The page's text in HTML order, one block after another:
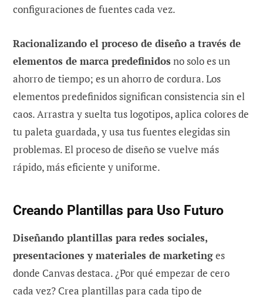
configuraciones de fuentes cada vez.
Racionalizando el proceso de diseño a través de
elementos de marca predefinidos no solo es un
ahorro de tiempo; es un ahorro de cordura. Los
elementos predefinidos significan consistencia sin el
caos. Arrastra y suelta tus logotipos, aplica colores de
tu paleta guardada, y usa tus fuentes elegidas sin
problemas. El proceso de diseño se vuelve más
rápido, más eficiente y uniforme.
Creando Plantillas para Uso Futuro
Diseñando plantillas para redes sociales,
presentaciones y materiales de marketinges
donde Canvas destaca. ¿Por qué empezar de cero
cada vez? Crea plantillas para cada tipo de